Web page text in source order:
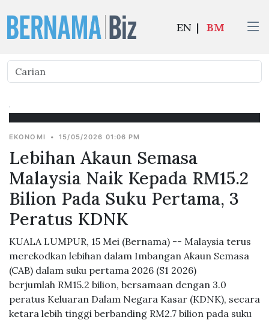
EN | BM
EKONOMI • 15/05/2026 01:06 PM
Lebihan Akaun Semasa
Malaysia Naik Kepada RM15.2
Bilion Pada Suku Pertama, 3
Peratus KDNK
KUALA LUMPUR, 15 Mei (Bernama) -- Malaysia terus
merekodkan lebihan dalam Imbangan Akaun Semasa
(CAB) dalam suku pertama 2026 (S1 2026)
berjumlah RM15.2 bilion, bersamaan dengan 3.0
peratus Keluaran Dalam Negara Kasar (KDNK), secara
ketara lebih tinggi berbanding RM2.7 bilion pada suku